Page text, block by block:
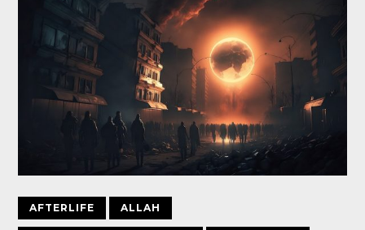
AFTERLIFE ALLAH